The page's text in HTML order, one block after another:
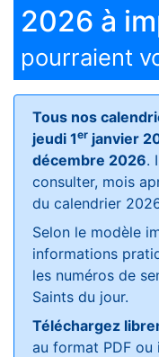
2026 à
pourraient
Tous nos
jeudi 1er janvier
décembre 2026.
consulter, mois
du calendrier
Selon le modèle
informations
les numéros de
Saints du jour.
Téléchargez
au format PDF ou